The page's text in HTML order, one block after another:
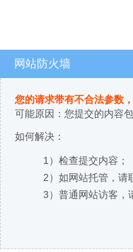
网站防火墙
您的请求带有不合法参数
可能原因：您提交的内容
如何解决：
1）检查提交内容；
2）如网站托管，请
3）普通网站访客，